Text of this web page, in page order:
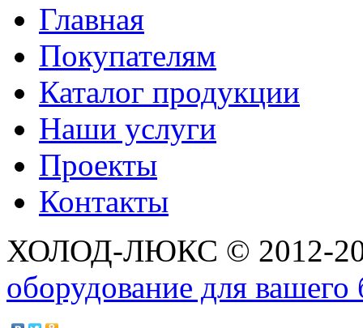
Главная
Покупателям
Каталог продукции
Наши услуги
Проекты
Контакты
ХОЛОД-ЛЮКС © 2012-
оборудование для вашего